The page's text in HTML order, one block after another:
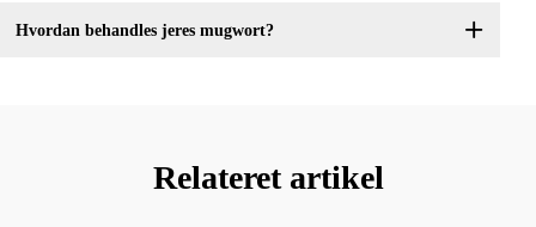
Hvordan behandles jeres mugwort?
Relateret artikel